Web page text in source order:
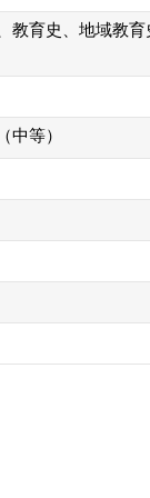
育史、地域教
等）